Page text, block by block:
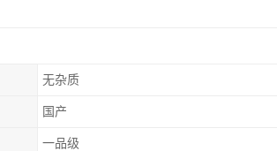
无杂质
国产
一品级